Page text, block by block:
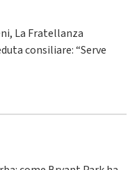
La Fratellanza
consiliare: “Serve